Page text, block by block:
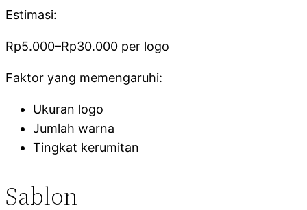
Estimasi:
Rp5.000–Rp30.000 per logo
Faktor yang memengaruhi:
Ukuran logo
Jumlah warna
Tingkat kerumitan
Sablon